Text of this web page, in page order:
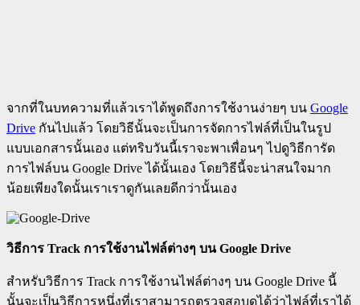
จากที่ในบทความที่แล้วเราได้พูดถึงการใช้งานง่ายๆ บน Google
Drive กันไปแล้ว โดยวิธีนั้นจะเป็นการจัดการไฟล์ที่เป็นในรูป
แบบเอกสารนั้นเอง แต่ทริบวันนี้เราจะพาเพื่อนๆ ไปดูวิธีการัด
การไฟล์บน Google Drive ได้นั้นเอง โดยวิธีนี้จะน่าสนใจมาก
น้อยเพียงใดนั้นเราเราดูกันเลยดีกว่านั้นเอง
วิธีการ Track การใช้งานไฟล์ต่างๆ บน Google Drive
สำหรับวิธีการ Track การใช้งานไฟล์ต่างๆ บน Google Drive นี้
นั้นจะเป็นวิธีการหนึ่งที่เราสามารถตรวจสอบดูได้ว่าไฟล์ที่เราได้